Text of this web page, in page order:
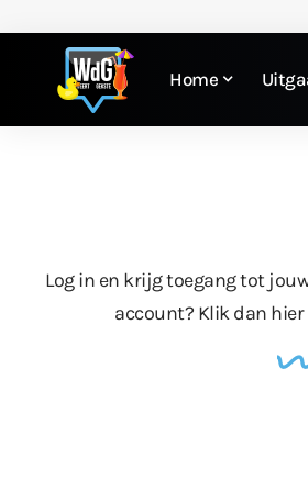
Home
Log in en krijg toegang tot
account? Klik dan hier